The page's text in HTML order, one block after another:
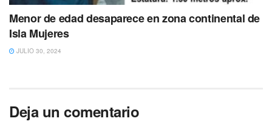
Menor de edad desaparece en zona continental de
Isla Mujeres
JULIO 30, 2024
Deja un comentario